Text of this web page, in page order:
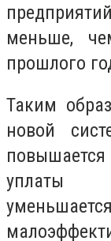
меньше,
прошлого
Таким
новой
уплаты